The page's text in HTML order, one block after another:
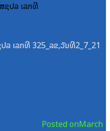
ປລ ເລກທີ 325_ລຂ,ວັນທີ2_7_21
Posted onMarch